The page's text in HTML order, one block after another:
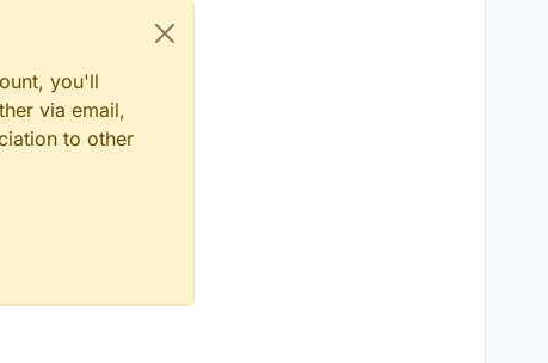
you'll
via email,
to other